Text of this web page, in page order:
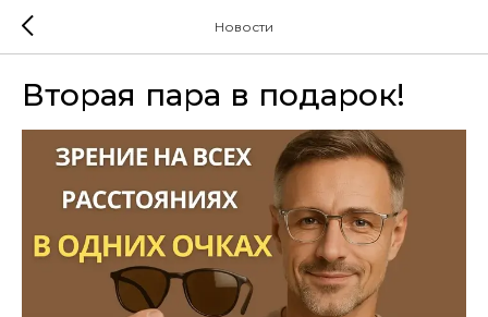
Новости
Вторая пара в подарок!